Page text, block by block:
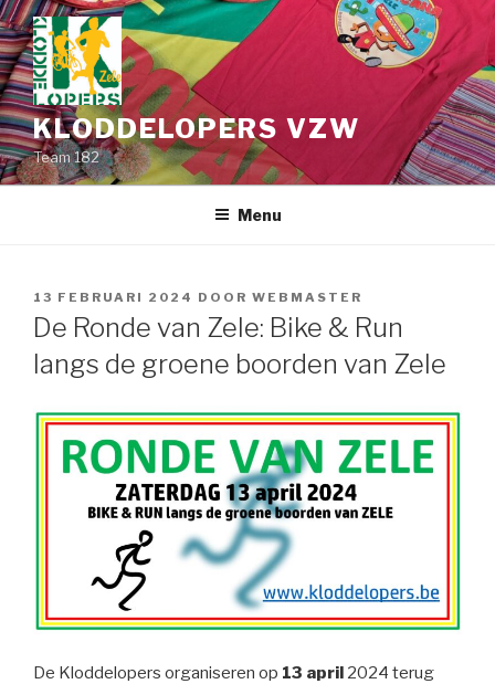
Spring
naar
de
inhoud
KLODDELOPERS VZW
Team 182
Menu
GEPLAATST
OP
13 FEBRUARI 2024 DOOR WEBMASTER
De Ronde van Zele: Bike & Run
langs de groene boorden van Zele
De Kloddelopers organiseren op 13 april 2024 terug